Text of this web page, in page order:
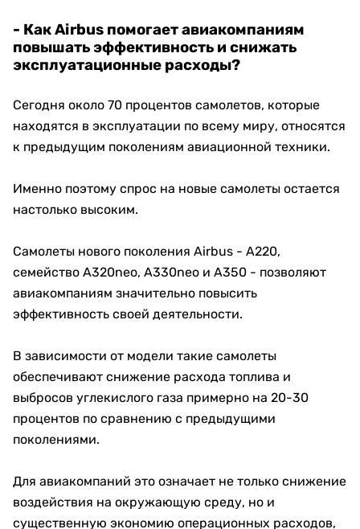
- Как Airbus помогает авиакомпаниям
повышать эффективность и снижать
эксплуатационные расходы?
Сегодня около 70 процентов самолетов, которые
находятся в эксплуатации по всему миру, относятся
к предыдущим поколениям авиационной техники.
Именно поэтому спрос на новые самолеты остается
настолько высоким.
Самолеты нового поколения Airbus - A220,
семейство A320neo, A330neo и A350 - позволяют
авиакомпаниям значительно повысить
эффективность своей деятельности.
В зависимости от модели такие самолеты
обеспечивают снижение расхода топлива и
выбросов углекислого газа примерно на 20-30
процентов по сравнению с предыдущими
поколениями.
Для авиакомпаний это означает не только снижение
воздействия на окружающую среду, но и
существенную экономию операционных расходов,